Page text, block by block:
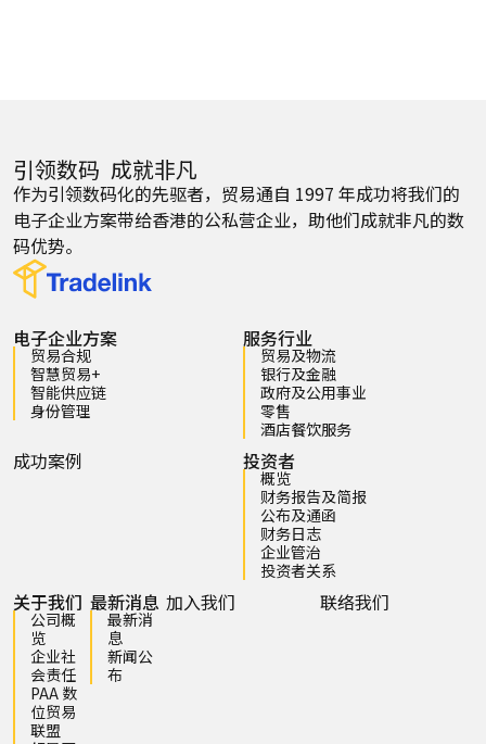
引领数码 成就非凡
作为引领数码化的先驱者，贸易通自 1997 年成功将我们的
电子企业方案带给香港的公私营企业，助他们成就非凡的数
码优势。
电子企业方案
贸易合规
智慧贸易+
智能供应链
身份管理
服务行业
贸易及物流
银行及金融
政府及公用事业
零售
酒店餐饮服务
成功案例 投资者
概览
财务报告及简报
公布及通函
财务日志
企业管治
投资者关系
关于我们
公司概
览
企业社
会责任
PAA 数
位贸易
联盟
最新消息
最新消
息
新闻公
布
加入我们 联络我们